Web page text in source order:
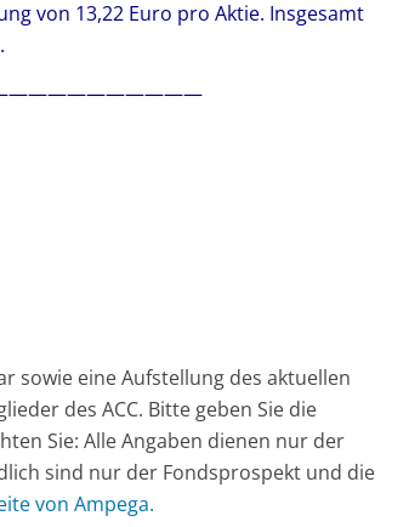
von 13,22 Euro pro Aktie. Insgesamt
sowie eine Aufstellung des aktuellen
des ACC. Bitte geben Sie die
Sie: Alle Angaben dienen nur der
sind nur der Fondsprospekt und die
von Ampega.